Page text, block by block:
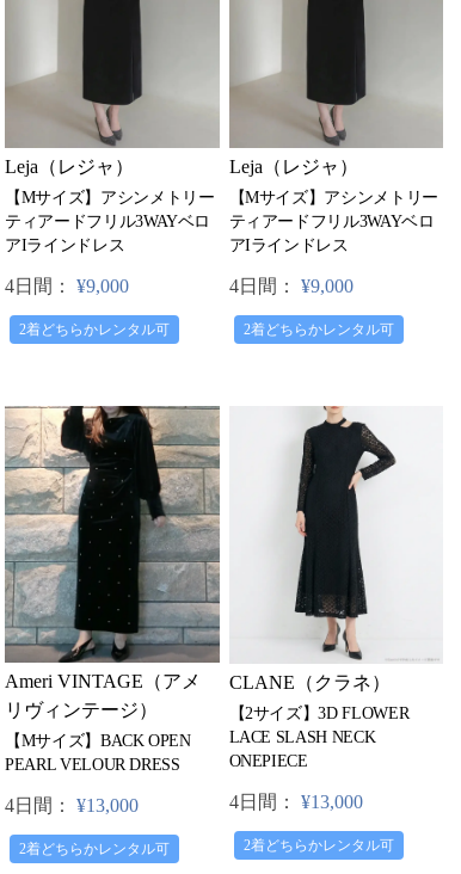
Leja（レジャ）
【Mサイズ】アシンメトリー
ティアードフリル3WAYベロ
アIラインドレス
4日間： ¥9,000
2着どちらかレンタル可
Leja（レジャ）
【Mサイズ】アシンメトリー
ティアードフリル3WAYベロ
アIラインドレス
4日間： ¥9,000
2着どちらかレンタル可
Ameri VINTAGE（アメ
リヴィンテージ）
【Mサイズ】BACK OPEN
PEARL VELOUR DRESS
4日間： ¥13,000
2着どちらかレンタル可
CLANE（クラネ）
【2サイズ】3D FLOWER
LACE SLASH NECK
ONEPIECE
4日間： ¥13,000
2着どちらかレンタル可